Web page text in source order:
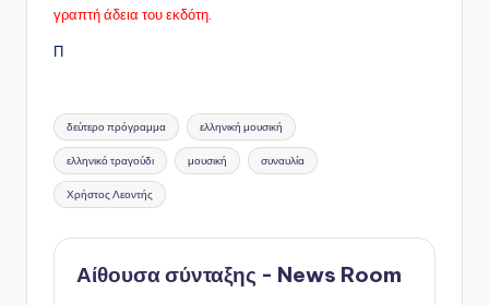
γραπτή άδεια του εκδότη.
Π
Ετικέτες:
δεύτερο πρόγραμμα ελληνική μουσική
ελληνικό τραγούδι μουσική συναυλία
Χρήστος Λεοντής
Αίθουσα σύνταξης - News Room